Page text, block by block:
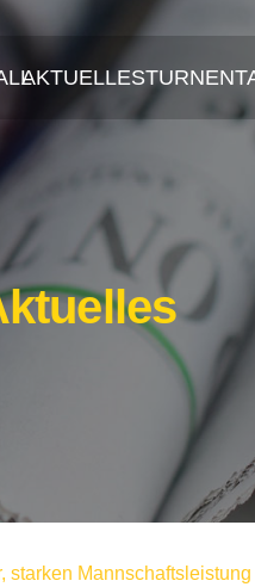
AKTUELLESTURNEN
starken